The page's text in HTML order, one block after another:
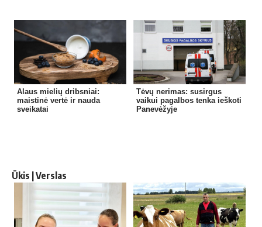
Alaus mielių dribsniai:
maistinė vertė ir nauda
sveikatai
Tėvų nerimas: susirgus
vaikui pagalbos tenka ieškoti
Panevėžyje
Ūkis | Verslas